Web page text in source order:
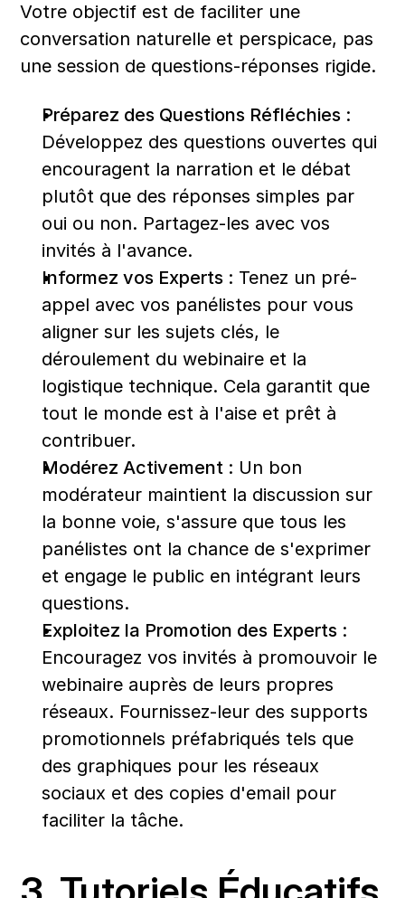
Votre objectif est de faciliter une
conversation naturelle et perspicace, pas
une session de questions-réponses rigide.
Préparez des Questions Réfléchies :
Développez des questions ouvertes qui
encouragent la narration et le débat
plutôt que des réponses simples par
oui ou non. Partagez-les avec vos
invités à l'avance.
Informez vos Experts : Tenez un pré-
appel avec vos panélistes pour vous
aligner sur les sujets clés, le
déroulement du webinaire et la
logistique technique. Cela garantit que
tout le monde est à l'aise et prêt à
contribuer.
Modérez Activement : Un bon
modérateur maintient la discussion sur
la bonne voie, s'assure que tous les
panélistes ont la chance de s'exprimer
et engage le public en intégrant leurs
questions.
Exploitez la Promotion des Experts :
Encouragez vos invités à promouvoir le
webinaire auprès de leurs propres
réseaux. Fournissez-leur des supports
promotionnels préfabriqués tels que
des graphiques pour les réseaux
sociaux et des copies d'email pour
faciliter la tâche.